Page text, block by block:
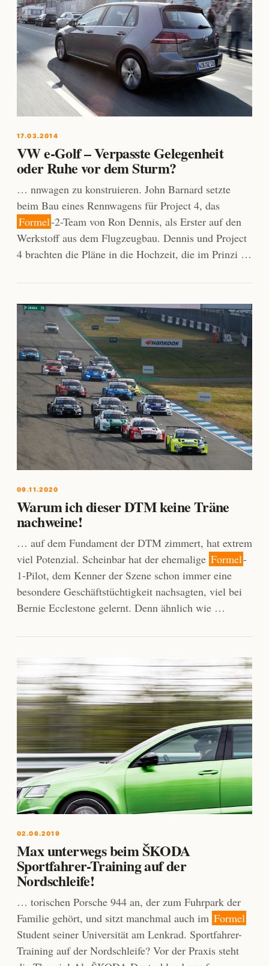
17.03.2014
VW e-Golf – Verpasste Gelegenheit
oder Ruhe vor dem Sturm?
… nnwagen zu konstruieren. John Barnard setzte
beim Bau eines Rennwagens für Project 4, das
Formel-2-Team von Ron Dennis, als Erster auf den
Werkstoff aus dem Flugzeugbau. Dennis und Project
4 brachten die Pläne in die Hochzeit, die im Prinzi …
09.11.2020
Warum ich dieser DTM keine Träne
nachweine!
… auf dem Fundament der DTM zimmert, hat extrem
viel Potenzial. Scheinbar hat der ehemalige Formel-
1-Pilot, dem Kenner der Szene schon immer eine
besondere Geschäftstüchtigkeit nachsagten, viel bei
Bernie Ecclestone gelernt. Denn ähnlich wie …
02.06.2019
Max unterwegs beim ŠKODA
Sportfahrer-Training auf der
Nordschleife!
… torischen Porsche 944 an, der zum Fuhrpark der
Familie gehört, und sitzt manchmal auch im Formel
Student seiner Universität am Lenkrad. Sportfahrer-
Training auf der Nordschleife? Vor der Praxis steht